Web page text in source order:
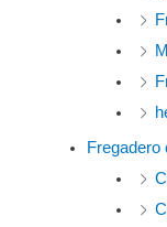
Fregadero